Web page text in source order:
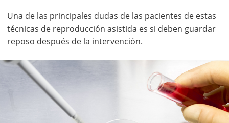
Una de las principales dudas de las pacientes de estas
técnicas de reproducción asistida es si deben guardar
reposo después de la intervención.